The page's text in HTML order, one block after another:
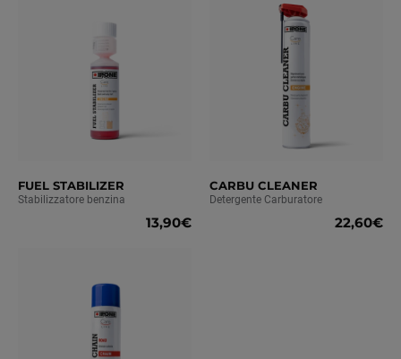
FUEL STABILIZER
Stabilizzatore benzina
13,90€
CARBU CLEANER
Detergente Carburatore
22,60€